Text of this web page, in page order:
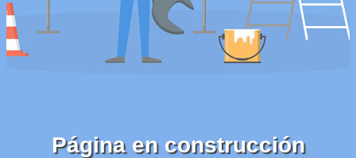
Página en construcción